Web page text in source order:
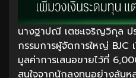
นางฐาปณี เตชะเจริญวิกุล ปร
กรรมการผู้จัดการใหญ่ BJC
มูลค่าการเสนอขายไว้ที่
สนใจจากนักลงทุนอย่างล้น